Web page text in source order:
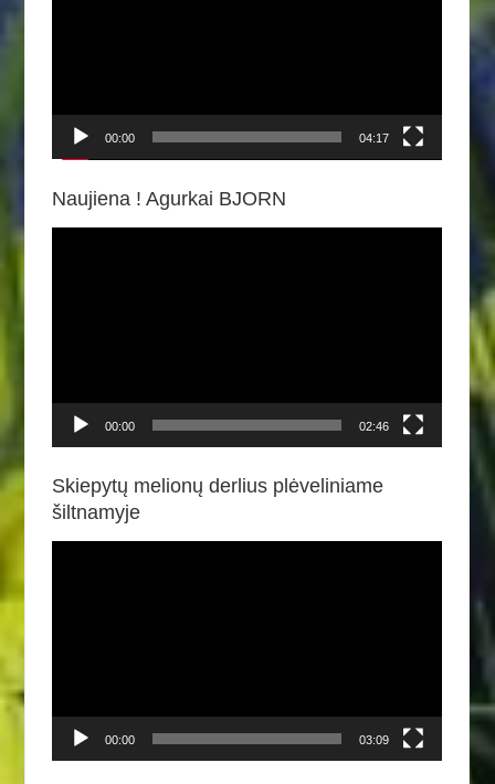
00:00 04:17
Naujiena ! Agurkai BJORN
00:00 02:46
Skiepytų melionų derlius plėveliniame
šiltnamyje
00:00 03:09